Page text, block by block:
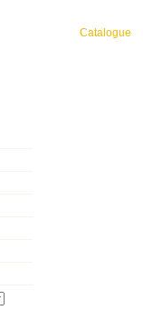
Catalogue